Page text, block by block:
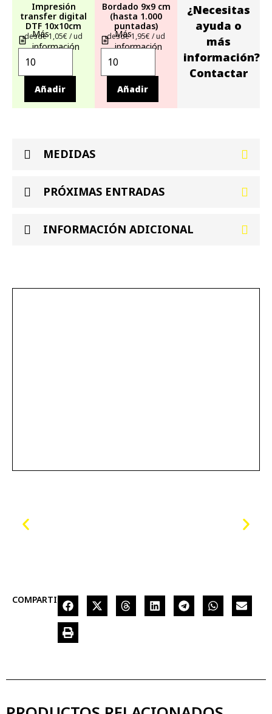
Impresión
transfer digital
DTF 10x10cm
desde 1,05€ / ud
Más
información
Añadir
Bordado 9x9 cm
(hasta 1.000
puntadas)
desde 1,95€ / ud
Más
información
Añadir
¿Necesitas
ayuda o
más
información?
Contactar
MEDIDAS
PRÓXIMAS ENTRADAS
INFORMACIÓN ADICIONAL
COMPARTIR